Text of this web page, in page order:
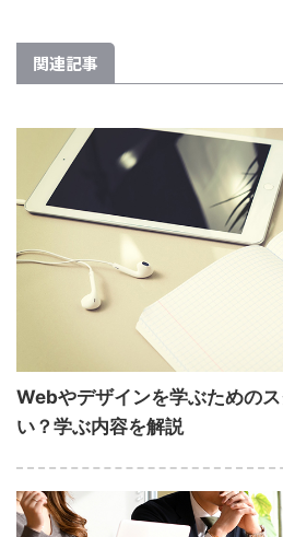
関連記事
Webやデザインを学ぶための
い？学ぶ内容を解説